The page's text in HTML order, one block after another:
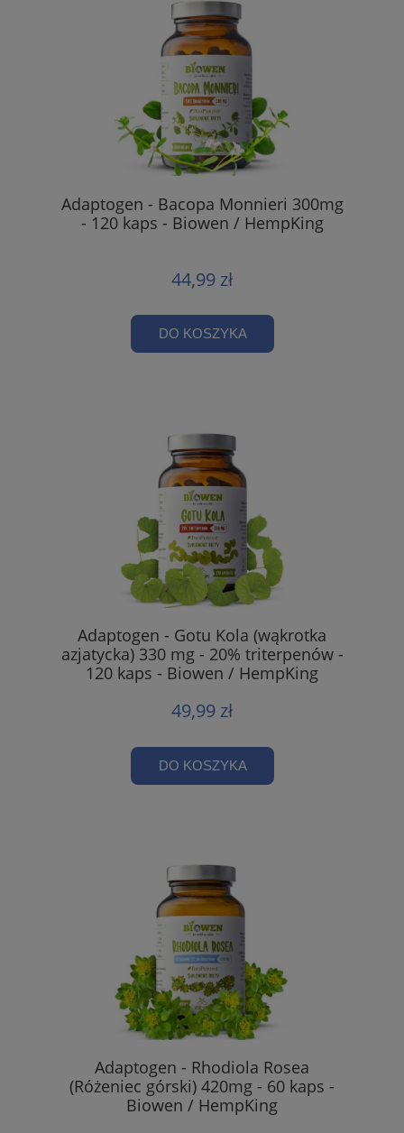
Adaptogen - Bacopa Monnieri 300mg
- 120 kaps - Biowen / HempKing
44,99 zł
DO KOSZYKA
Adaptogen - Gotu Kola (wąkrotka
azjatycka) 330 mg - 20% triterpenów -
120 kaps - Biowen / HempKing
49,99 zł
DO KOSZYKA
Adaptogen - Rhodiola Rosea
(Różeniec górski) 420mg - 60 kaps -
Biowen / HempKing